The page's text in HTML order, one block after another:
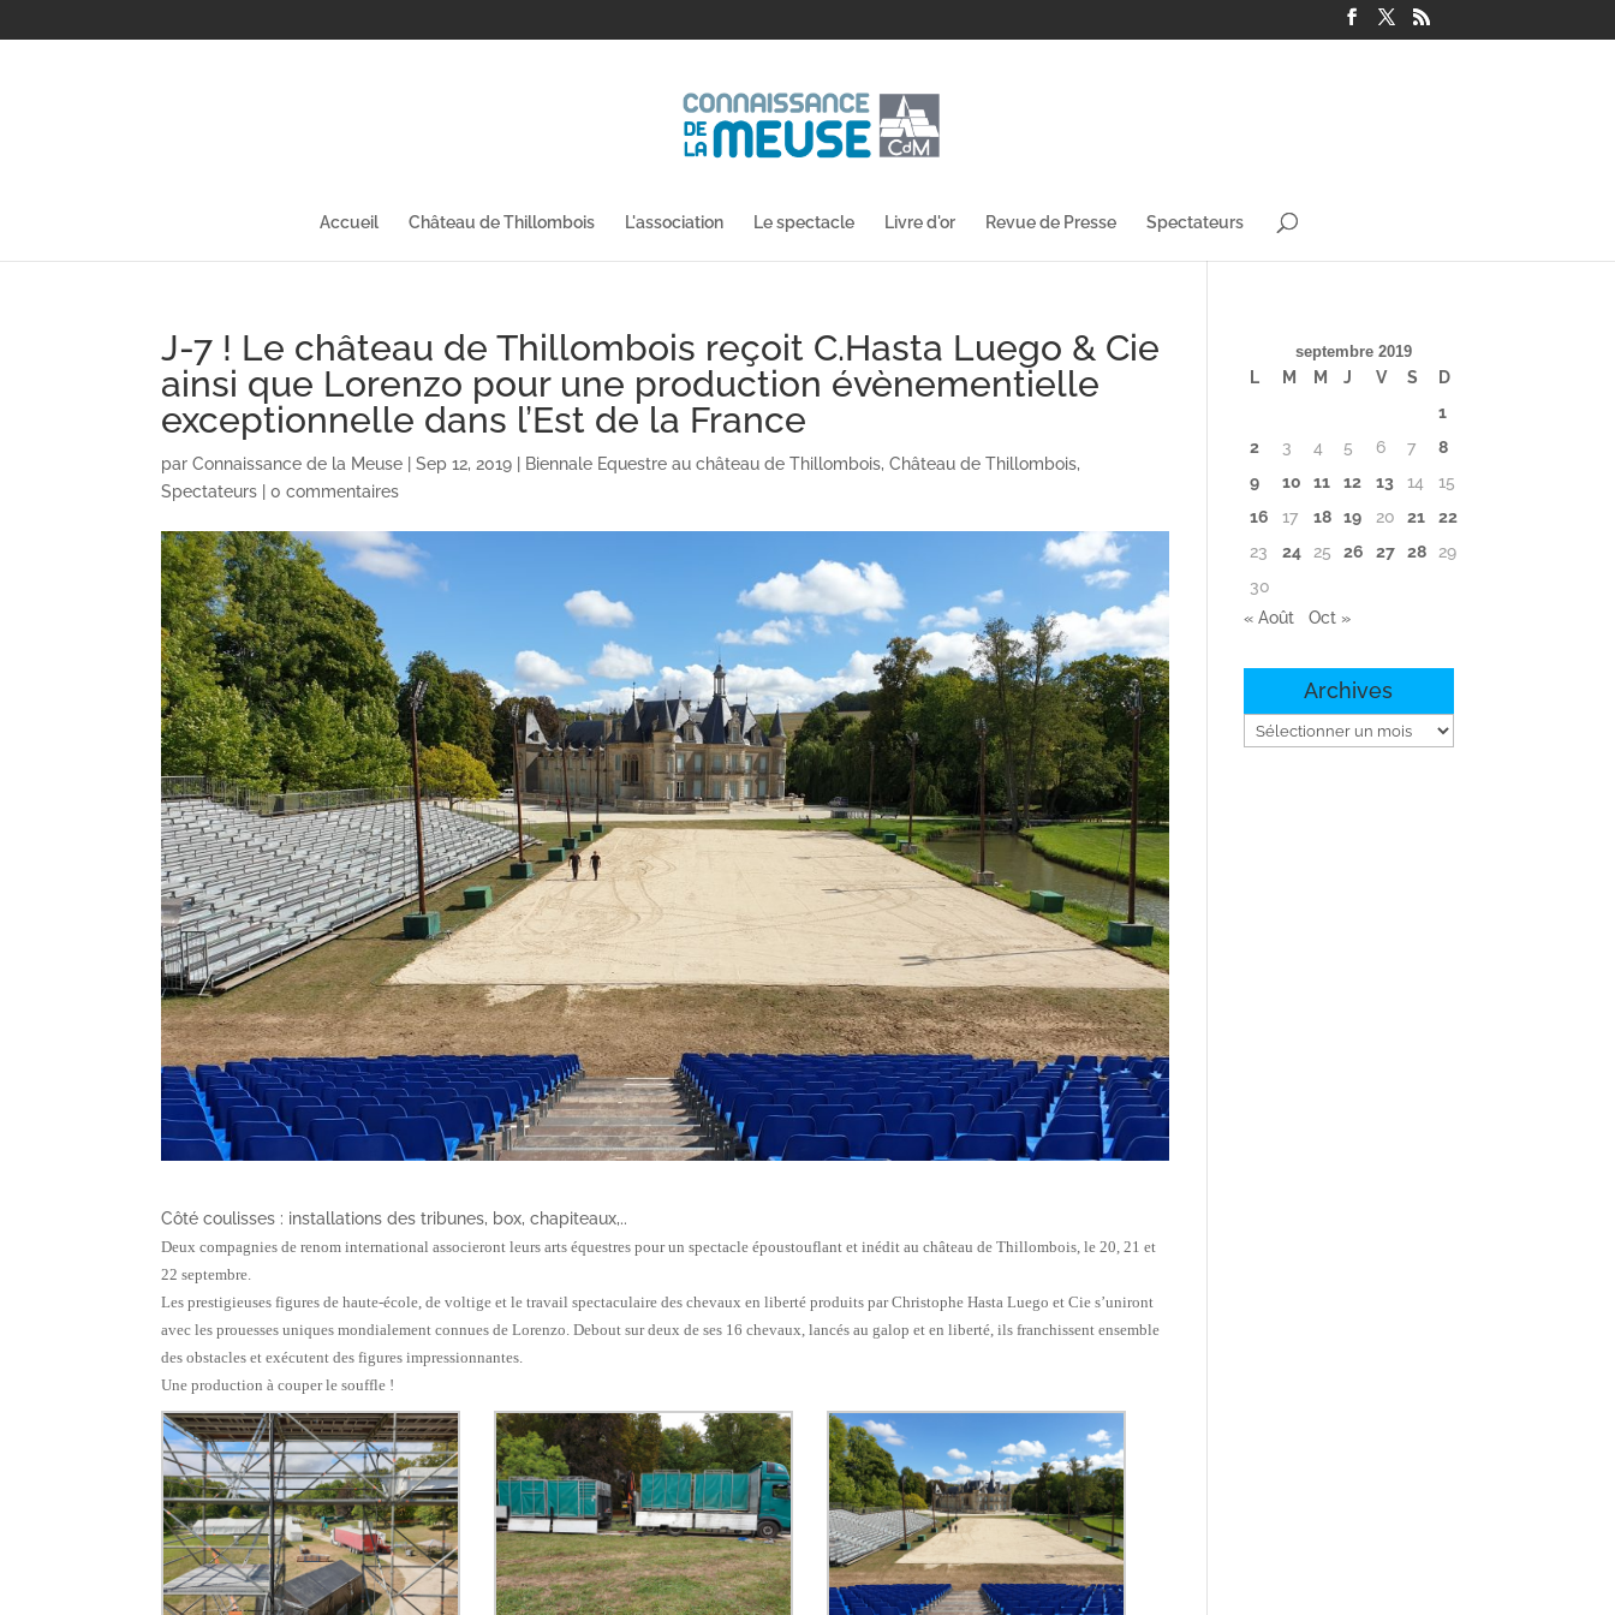
Accueil Château de Thillombois L'association Le spectacle Livre d'or Revue de Presse Spectateurs
J-7 ! Le château de Thillombois reçoit C.Hasta Luego & Cie
ainsi que Lorenzo pour une production évènementielle
exceptionnelle dans l’Est de la France
parConnaissance de la Meuse |Sep 12, 2019 | Biennale Equestre au château de Thillombois,Château de Thillombois,
Spectateurs |0 commentaires
Côté coulisses : installations des tribunes, box, chapiteaux,..
Deux compagnies de renom international associeront leurs arts équestres pour un spectacle époustouflant et inédit au château de Thillombois, le 20, 21 et
22 septembre.
Les prestigieuses figures de haute-école, de voltige et le travail spectaculaire des chevaux en liberté produits parChristophe Hasta Luego et Cie s’uniront
avec les prouesses uniques mondialement connues de Lorenzo. Debout sur deux de ses 16 chevaux, lancés au galop et en liberté, ils franchissent ensemble
des obstacles et exécutent des figures impressionnantes.
Une production à couper le souffle !
septembre 2019
L M M J V S
D
1
2
3 4 5 6 7
8
9
10 11 12 13 14
15
16
17 18 19 20 21
22
23
24 25 26 27 28
29
30
« Août
Oct »
Archives
Archives